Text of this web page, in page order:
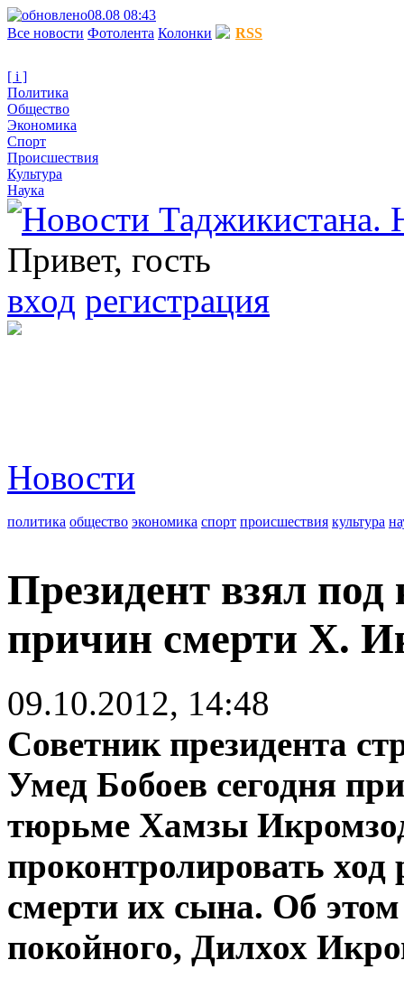
08.08 08:43
Все новости Фотолента Колонки RSS
[ i ]
Политика
Общество
Экономика
Спорт
Происшествия
Культура
Наука
Привет, гость
вход регистрация
Новости
политика общество экономика спорт происшествия культура
Президент взял под
причин смерти Х.
09.10.2012, 14:48
Советник президента
Умед Бобоев сегодня
тюрьме Хамзы
проконтролировать ход
смерти их сына. Об
покойного, Дилхох